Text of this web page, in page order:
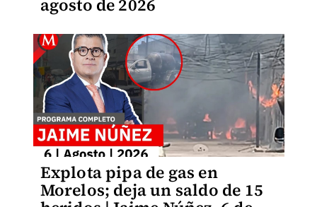
agosto de 2026
Explota pipa de gas en
Morelos; deja un saldo de 15